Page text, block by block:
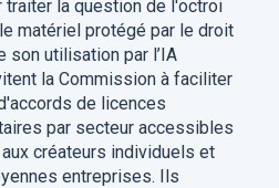
la question de l'octroi
matériel protégé par le droit
son utilisation par l’IA
la Commission à faciliter
de licences
par secteur accessibles
créateurs individuels et
entreprises. Ils